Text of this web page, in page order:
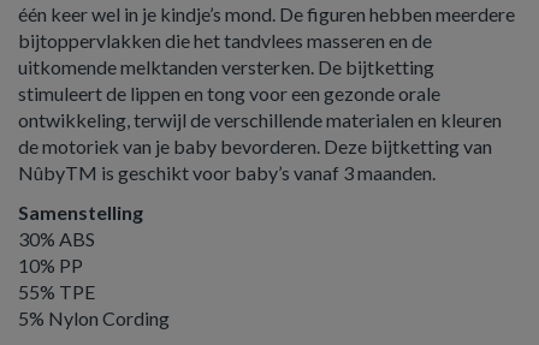
één keer wel in je kindje’s mond. De figuren hebben meerdere
bijtoppervlakken die het tandvlees masseren en de
uitkomende melktanden versterken. De bijtketting
stimuleert de lippen en tong voor een gezonde orale
ontwikkeling, terwijl de verschillende materialen en kleuren
de motoriek van je baby bevorderen. Deze bijtketting van
NûbyTM is geschikt voor baby’s vanaf 3 maanden.
Samenstelling
30% ABS
10% PP
55% TPE
5% Nylon Cording